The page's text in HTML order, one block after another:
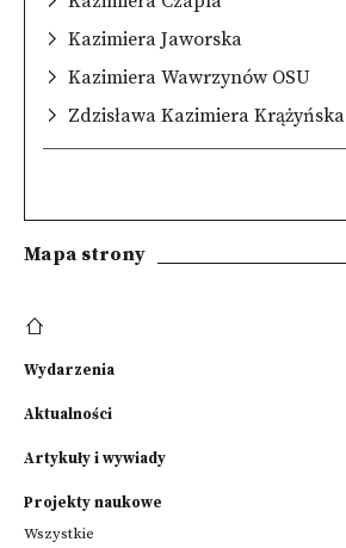
Kazimiera Jaworska
Kazimiera Wawrzynów OSU
Zdzisława Kazimiera Krążyńska
Mapa strony
Wydarzenia
Aktualności
Artykuły i wywiady
Projekty naukowe
Wszystkie